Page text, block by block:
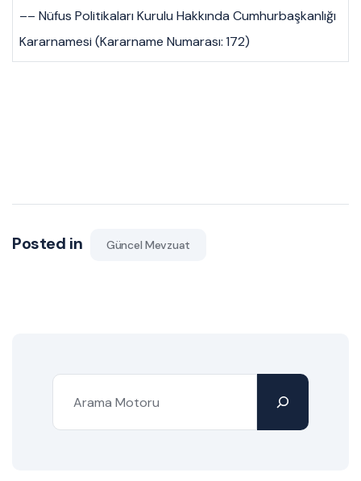
–– Nüfus Politikaları Kurulu Hakkında Cumhurbaşkanlığı
Kararnamesi (Kararname Numarası: 172)
Posted in Güncel Mevzuat